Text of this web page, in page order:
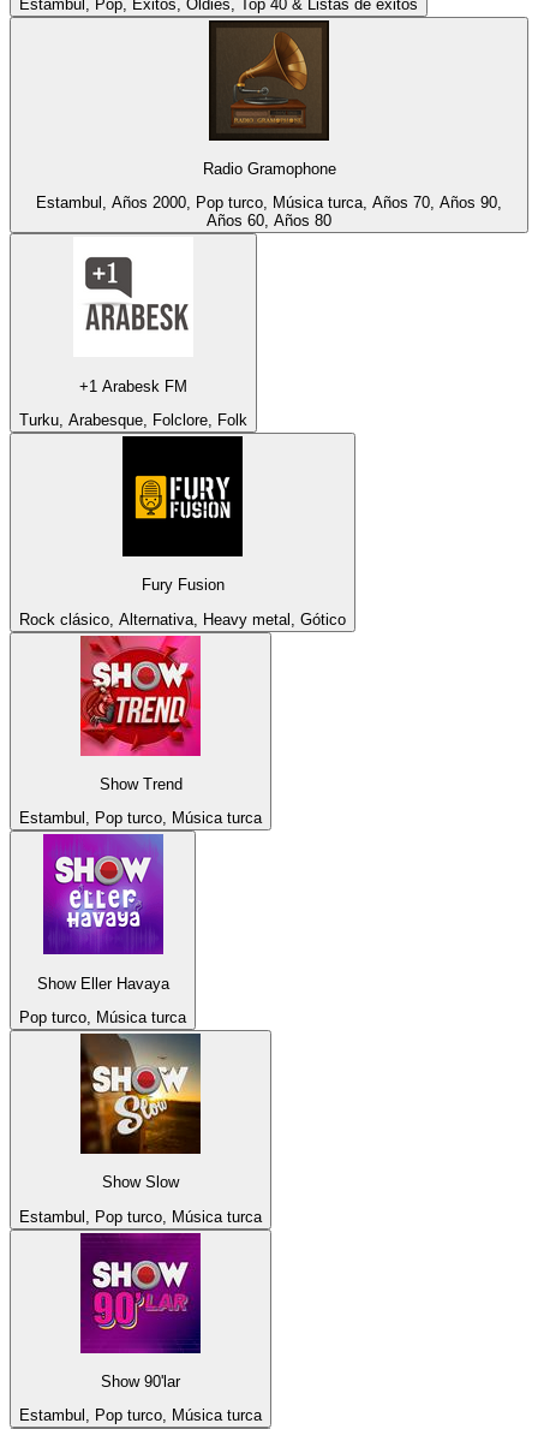
Estambul, Pop, Éxitos, Oldies, Top 40 & Listas de éxitos
Radio Gramophone
Estambul, Años 2000, Pop turco, Música turca, Años 70, Años 90,
Años 60, Años 80
+1 Arabesk FM
Turku, Arabesque, Folclore, Folk
Fury Fusion
Rock clásico, Alternativa, Heavy metal, Gótico
Show Trend
Estambul, Pop turco, Música turca
Show Eller Havaya
Pop turco, Música turca
Show Slow
Estambul, Pop turco, Música turca
Show 90'lar
Estambul, Pop turco, Música turca